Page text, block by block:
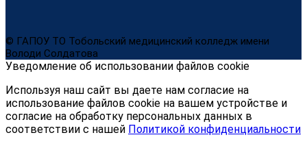
© ГАПОУ ТО Тобольский медицинский колледж имени
Володи Солдатова
Уведомление об использовании файлов cookie
Используя наш сайт вы даете нам согласие на
использование файлов cookie на вашем устройстве и
согласие на обработку персональных данных в
соответствии с нашей Политикой конфиденциальности